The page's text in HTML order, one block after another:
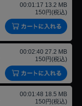
00:01:17 13.2 MB
150円(税込)
00:02:40 27.2 MB
150円(税込)
00:01:48 18.5 MB
150円(税込)